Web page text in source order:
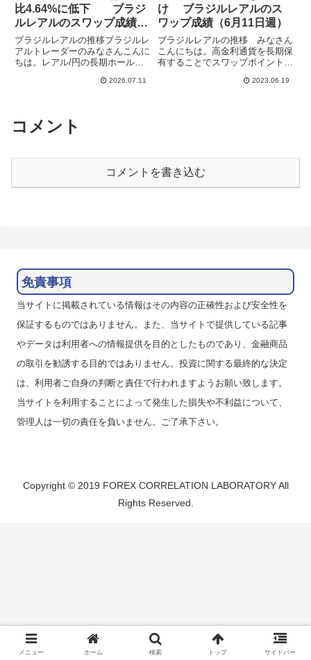
比4.64%に低下 ブラジ
ルレアルのスワップ成績
（6月28日週）
ブラジルレアルの推移ブラジルレ
アルトレーダーのみなさんこんに
ちは。レアル/円の長期ホールド
しています。2025年9月からレア
月の会合で政策金利を14...
2026.07.11
け ブラジルレアルのス
ワップ成績（6月11日週）
ブラジルレアルの推移 みなさん
こんにちは。高金利通貨を長期保
有することでスワップポイント狙
は13.75%の高金利で、ブラジル
2023.06.19
コメント
コメントを書き込む
免責事項
当サイトに掲載されている情報はその内容の正確性および安全性を
保証するものではありません。また、当サイトで提供している記事
やデータは利用者への情報提供を目的としたものであり、金融商品
の取引を勧誘する目的ではありません。投資に関する最終的な決定
は、利用者ご自身の判断と責任で行われますようお願い致します。
当サイトを利用することによって発生した損失や不利益について、
管理人は一切の責任を負いません。ご了承下さい。
Copyright © 2019 FOREX CORRELATION LABORATORY All
Rights Reserved.
メニュー ホーム 検索 トップ サイドバー